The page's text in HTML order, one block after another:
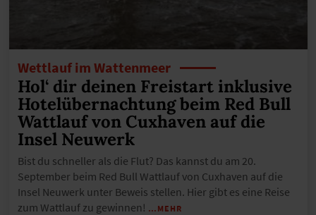
Wettlauf im Wattenmeer
Hol‘ dir deinen Freistart inklusive
Hotelübernachtung beim Red Bull
Wattlauf von Cuxhaven auf die
Insel Neuwerk
Bist du schneller als die Flut? Das kannst du am 20.
September beim Red Bull Wattlauf von Cuxhaven auf die
Insel Neuwerk unter Beweis stellen. Hier gibt es eine Reise
zum Wattlauf zu gewinnen! …MEHR